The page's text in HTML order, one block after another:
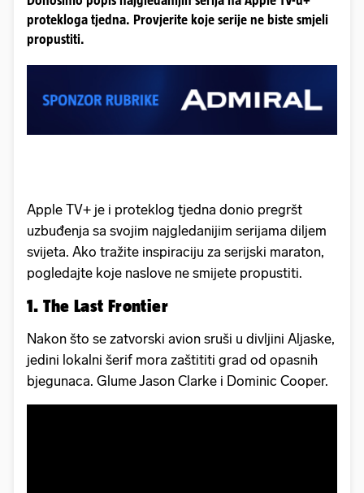
protekloga tjedna. Provjerite koje serije ne biste smjeli
propustiti.
Apple TV+ je i proteklog tjedna donio pregršt
uzbuđenja sa svojim najgledanijim serijama diljem
svijeta. Ako tražite inspiraciju za serijski maraton,
pogledajte koje naslove ne smijete propustiti.
1. The Last Frontier
Nakon što se zatvorski avion sruši u divljini Aljaske,
jedini lokalni šerif mora zaštititi grad od opasnih
bjegunaca. Glume Jason Clarke i Dominic Cooper.